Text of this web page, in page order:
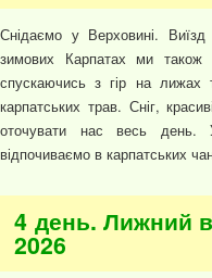
Снідаємо у Верховині.
зимових Карпатах ми також
спускаючись з гір на лижах
карпатських трав. Сніг,
оточувати нас весь день.
відпочиваємо в карпатських
4 день. Лижний
2026